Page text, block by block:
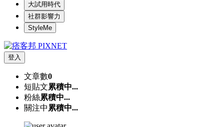
大試用時代
社群影響力
StyleMe
登入
文章數0
短貼文累積中...
粉絲累積中...
關注中 累積中...